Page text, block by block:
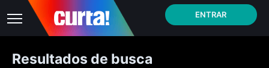
ENTRAR
Resultados de busca